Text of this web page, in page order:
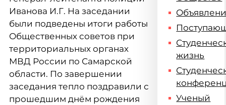
Иванова И.Г. На заседании
были подведены итоги работы
Общественных советов при
территориальных органах
МВД России по Самарской
области. По завершении
заседания тепло поздравили с
прошедшим днём рождения
жизнь
Ученый